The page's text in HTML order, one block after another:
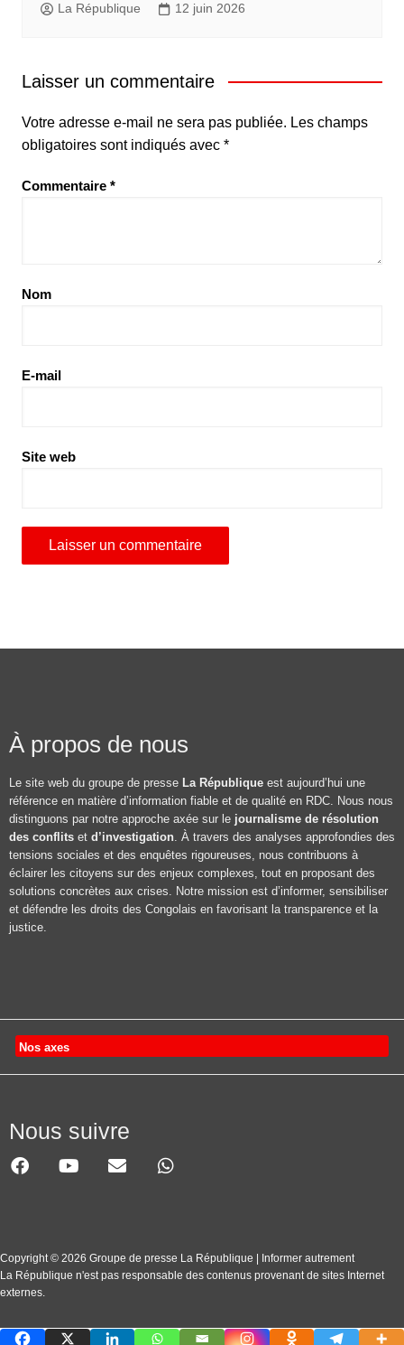
La République 12 juin 2026
Laisser un commentaire
Votre adresse e-mail ne sera pas publiée. Les champs
obligatoires sont indiqués avec *
Commentaire *
Nom
E-mail
Site web
À propos de nous
Le site web du groupe de presse La République est aujourd’hui une
référence en matière d’information fiable et de qualité en RDC. Nous nous
distinguons par notre approche axée sur le journalisme de résolution
des conflits et d’investigation . À travers des analyses approfondies des
tensions sociales et des enquêtes rigoureuses, nous contribuons à
éclairer les citoyens sur des enjeux complexes, tout en proposant des
solutions concrètes aux crises. Notre mission est d’informer, sensibiliser
et défendre les droits des Congolais en favorisant la transparence et la
justice.
Nos axes
Nous suivre
Copyright © 2026 Groupe de presse La République | Informer autrement
La République n'est pas responsable des contenus provenant de sites Internet
externes.